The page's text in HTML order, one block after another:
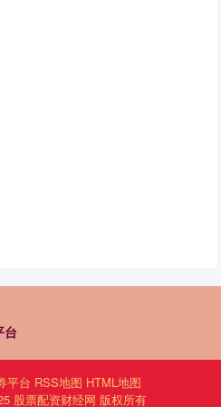
台
平台 RSS地图 HTML地图
股票配资财经网 版权所有